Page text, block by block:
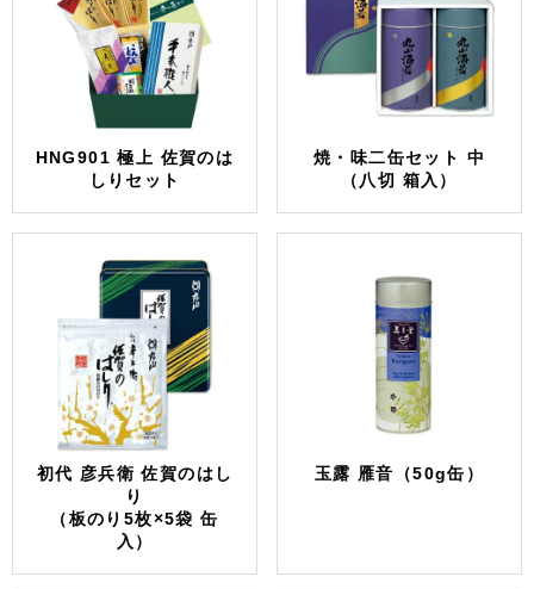
HNG901 極上 佐賀のは
しりセット
焼・味二缶セット 中
（八切 箱入）
初代 彦兵衛 佐賀のはし
り
（板のり5枚×5袋 缶
入）
玉露 雁音（50g缶）